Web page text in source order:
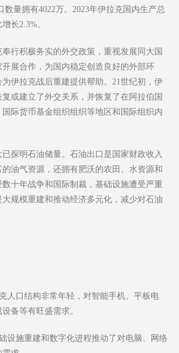
数量拥有4022万。2023年伊拉克国内生产总
长2.3%。
行积极务实的外交政策，重视发展同大国
展合作，为国内稳定创造良好的外部环
伊拉克战后重建提供帮助。21世纪初，伊
或建立了外交关系，并恢复了在阿拉伯国
际货币基金组织组织等地区和国际组织内
探明石油储量。石油出口是国家财政收入
油气资源，还拥有肥沃的农田、水资源和
十年战争和国际制裁，基础设施遭受严重
规模重建和推动经济多元化，减少对石油
人口结构非常年轻，对智能手机、平板电
备等有旺盛需求。
设施重建和数字化进程推动了对电脑、网络